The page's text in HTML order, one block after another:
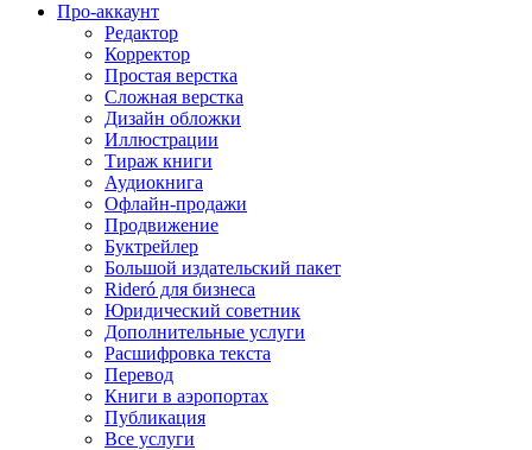
Про-аккаунт
Редактор
Корректор
Простая верстка
Сложная верстка
Дизайн обложки
Иллюстрации
Тираж книги
Аудиокнига
Офлайн-продажи
Продвижение
Буктрейлер
Большой издательский пакет
Rideró для бизнеса
Юридический советник
Дополнительные услуги
Расшифровка текста
Перевод
Книги в аэропортах
Публикация
Все услуги